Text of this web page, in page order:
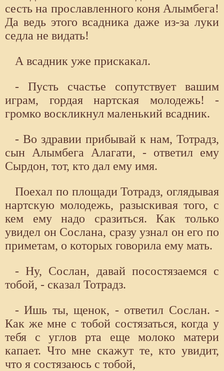
сесть на прославленного коня Алымбега!
Да ведь этого всадника даже из-за луки
седла не видать!
А всадник уже прискакал.
- Пусть счастье сопутствует вашим
играм, гордая нартская молодежь! -
громко воскликнул маленький всадник.
- Во здравии прибывай к нам, Тотрадз,
сын Алымбега Алагати, - ответил ему
Сырдон, тот, кто дал ему имя.
Поехал по площади Тотрадз, оглядывая
нартскую молодежь, разыскивая того, с
кем ему надо сразиться. Как только
увидел он Сослана, сразу узнал он его по
приметам, о которых говорила ему мать.
- Ну, Сослан, давай посостязаемся с
тобой, - сказал Тотрадз.
- Ишь ты, щенок, - ответил Сослан. -
Как же мне с тобой состязаться, когда у
тебя с углов рта еще молоко матери
капает. Что мне скажут те, кто увидит,
что я состязаюсь с тобой,